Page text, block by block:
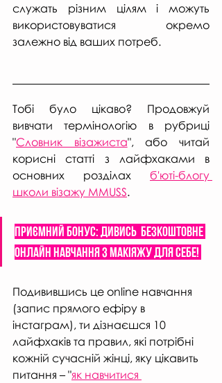
служать різним цілям і можуть
використовуватися окремо
залежно від ваших потреб.
Тобі було цікаво? Продовжуй
вивчати термінологію в рубриці
"Словник візажиста", або читай
корисні статті з лайфхаками в
основних розділах б'юті-блогу
школи візажу MMUSS.
Приємний бонус: дивись  безкоштовне
онлайн навчання з МАКІЯЖУ ДЛЯ СЕБЕ!
Подивившись це online навчання
(запис прямого ефіру в
інстаграм), ти дізнаєшся 10
лайфхаків та правил, які потрібні
кожній сучасній жінці, яку цікавить
питання – "як навчитися